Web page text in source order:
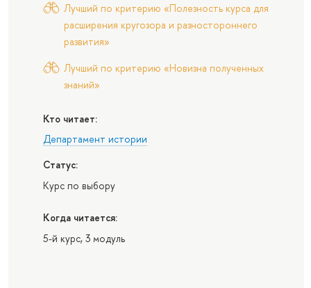
Лучший по критерию «Полезность курса для
расширения кругозора и разностороннего
развития»
Лучший по критерию «Новизна полученных
знаний»
Кто читает:
Департамент истории
Статус:
Курс по выбору
Когда читается:
5-й курс, 3 модуль